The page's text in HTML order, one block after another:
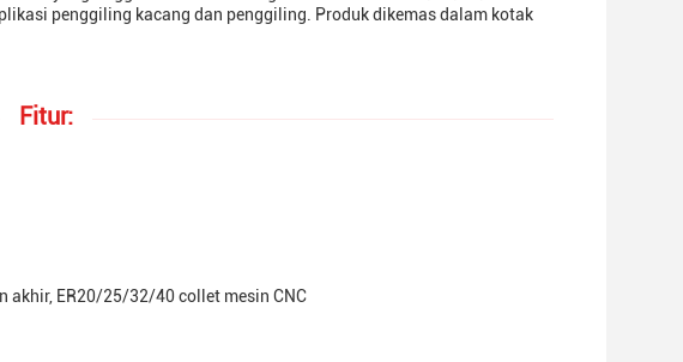
penggiling kacang dan penggiling. Produk dikemas dalam kotak
Fitur:
akhir, ER20/25/32/40 collet mesin CNC